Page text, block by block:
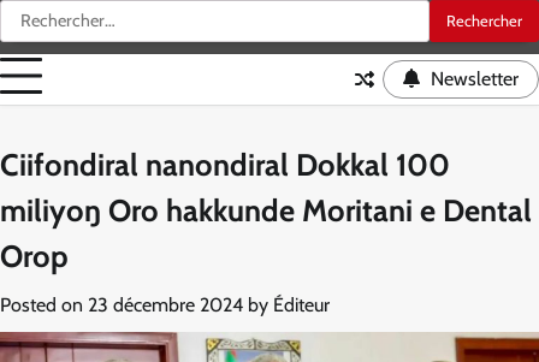
Rechercher :
Newsletter
Ciifondiral nanondiral Dokkal 100
miliyoŋ Oro hakkunde Moritani e Dental
Orop
Posted on 23 décembre 2024 by Éditeur